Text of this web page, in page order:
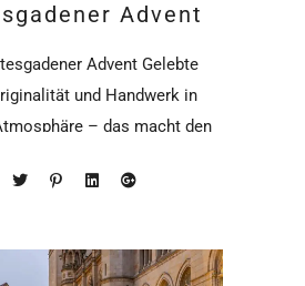
Advent
Advent Gelebte
und Handwerk in
– das macht den